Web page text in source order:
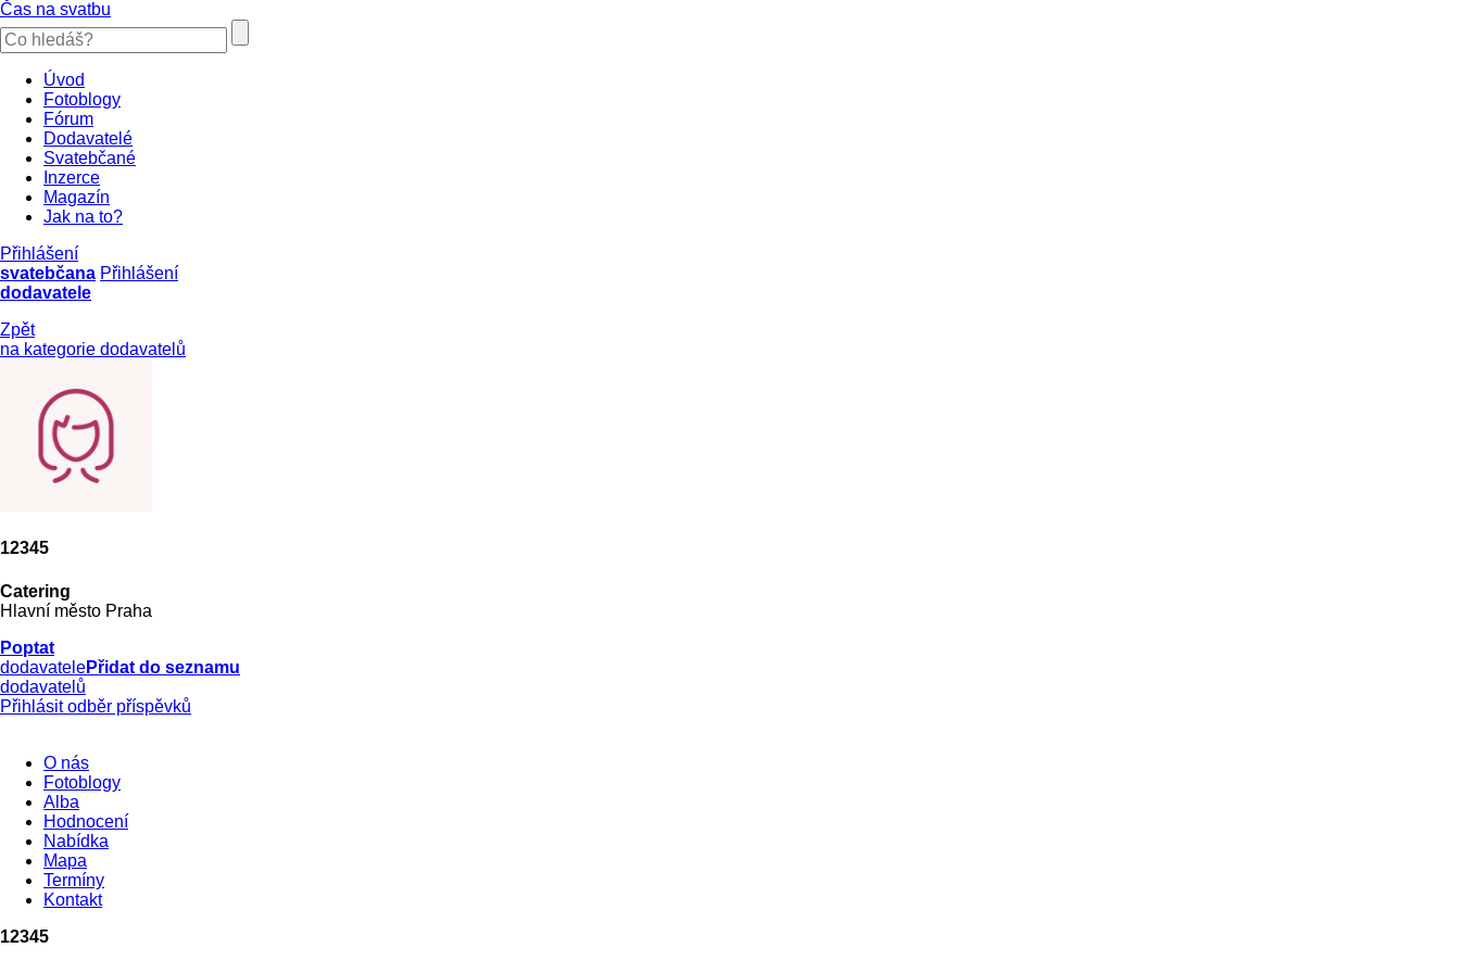
Čas na svatbu
Úvod
Fotoblogy
Fórum
Dodavatelé
Svatebčané
Inzerce
Magazín
Jak na to?
Přihlášení
svatebčana Přihlášení
dodavatele
Zpět
na kategorie dodavatelů
12345
Catering
Hlavní město Praha
Poptat
dodavatelePřidat do seznamu
dodavatelů
Přihlásit odběr příspěvků
O nás
Fotoblogy
Alba
Hodnocení
Nabídka
Mapa
Termíny
Kontakt
12345